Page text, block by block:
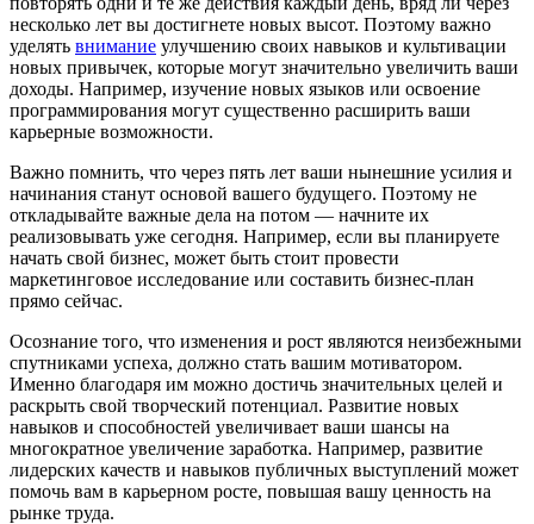
несколько лет вы достигнете новых высот. Поэтому важно
уделять внимание улучшению своих навыков и культивации
новых привычек, которые могут значительно увеличить ваши
доходы. Например, изучение новых языков или освоение
программирования могут существенно расширить ваши
карьерные возможности.
Важно помнить, что через пять лет ваши нынешние усилия и
начинания станут основой вашего будущего. Поэтому не
откладывайте важные дела на потом — начните их
реализовывать уже сегодня. Например, если вы планируете
начать свой бизнес, может быть стоит провести
маркетинговое исследование или составить бизнес-план
прямо сейчас.
Осознание того, что изменения и рост являются неизбежными
спутниками успеха, должно стать вашим мотиватором.
Именно благодаря им можно достичь значительных целей и
раскрыть свой творческий потенциал. Развитие новых
навыков и способностей увеличивает ваши шансы на
многократное увеличение заработка. Например, развитие
лидерских качеств и навыков публичных выступлений может
помочь вам в карьерном росте, повышая вашу ценность на
рынке труда.